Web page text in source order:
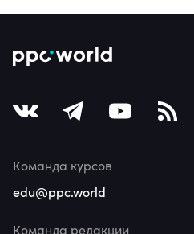
Команда курсов
edu@ppc.world
Команда редакции